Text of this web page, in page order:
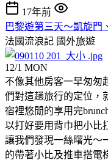
17年前
巴黎遊第三天～凱旋門
法國流浪記 國外旅遊
12/1 MON
不像其他房客一早匆匆
們對這趟旅行的定位，
宿裡悠閒的享用完
以打好要用背巾把小比
讓我們發現一絲曙光～
的帶著小比及推車搭電